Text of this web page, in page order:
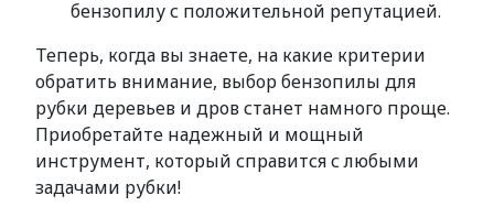
бензопилу с положительной репутацией.
Теперь, когда вы знаете, на какие критерии
обратить внимание, выбор бензопилы для
рубки деревьев и дров станет намного проще.
Приобретайте надежный и мощный
инструмент, который справится с любыми
задачами рубки!